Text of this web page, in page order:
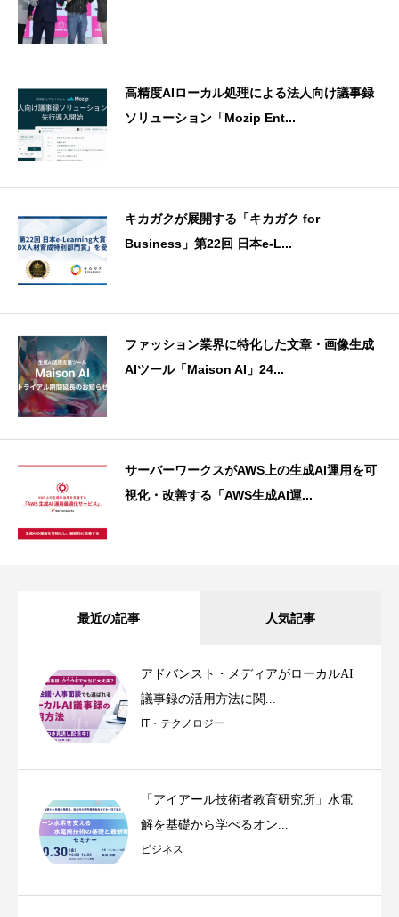
高精度AIローカル処理による法人向け議事録
ソリューション「Mozip Ent...
キカガクが展開する「キカガク for
Business」第22回 日本e-L...
ファッション業界に特化した文章・画像生成
AIツール「Maison AI」24...
サーバーワークスがAWS上の生成AI運用を可
視化・改善する「AWS生成AI運...
最近の記事 人気記事
アドバンスト・メディアがローカルAI
議事録の活用方法に関...
IT・テクノロジー
「アイアール技術者教育研究所」水電
解を基礎から学べるオン...
ビジネス